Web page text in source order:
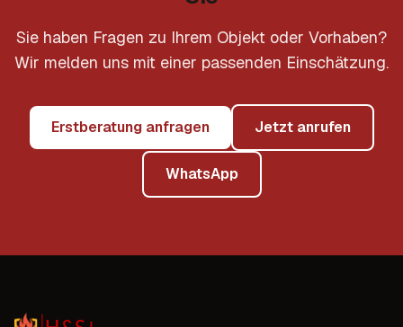
Sie haben Fragen zu Ihrem Objekt oder Vorhaben?
Wir melden uns mit einer passenden Einschätzung.
Erstberatung anfragen Jetzt anrufen
WhatsApp